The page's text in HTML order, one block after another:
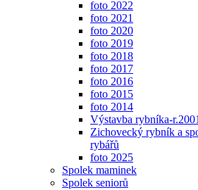
foto 2022
foto 2021
foto 2020
foto 2019
foto 2018
foto 2017
foto 2016
foto 2015
foto 2014
Výstavba rybníka-r.2001
Zichovecký rybník a
rybářů
foto 2025
Spolek maminek
Spolek seniorů